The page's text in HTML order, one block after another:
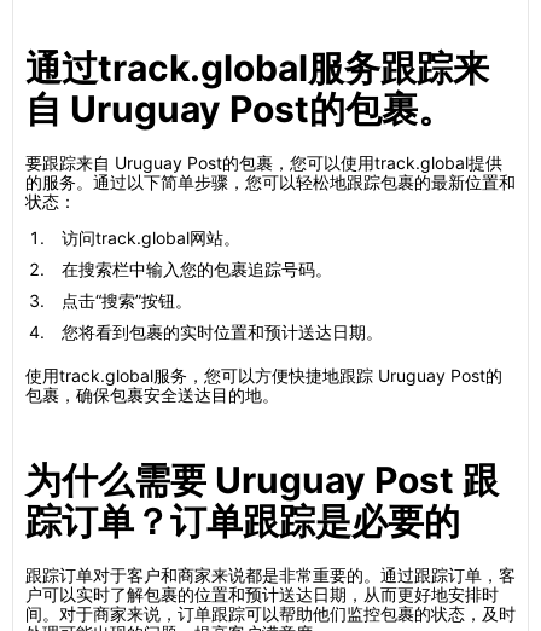
通过track.global服务跟踪来
自 Uruguay Post的包裹。
要跟踪来自 Uruguay Post的包裹，您可以使用track.global提供
的服务。通过以下简单步骤，您可以轻松地跟踪包裹的最新位置和
状态：
访问track.global网站。
在搜索栏中输入您的包裹追踪号码。
点击“搜索”按钮。
您将看到包裹的实时位置和预计送达日期。
使用track.global服务，您可以方便快捷地跟踪 Uruguay Post的
包裹，确保包裹安全送达目的地。
为什么需要 Uruguay Post 跟
踪订单？订单跟踪是必要的
跟踪订单对于客户和商家来说都是非常重要的。通过跟踪订单，客
户可以实时了解包裹的位置和预计送达日期，从而更好地安排时
间。对于商家来说，订单跟踪可以帮助他们监控包裹的状态，及时